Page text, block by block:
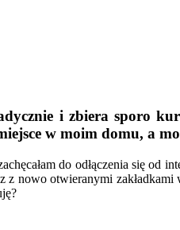
i zbiera sporo
w moim domu, a
do odłączenia się od
z nowo otwieranymi